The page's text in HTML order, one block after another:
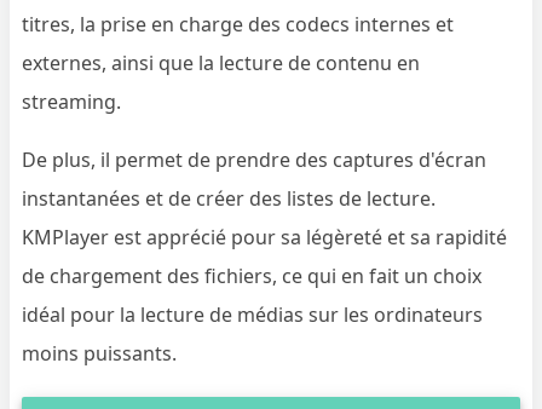
titres, la prise en charge des codecs internes et
externes, ainsi que la lecture de contenu en
streaming.
De plus, il permet de prendre des captures d'écran
instantanées et de créer des listes de lecture.
KMPlayer est apprécié pour sa légèreté et sa rapidité
de chargement des fichiers, ce qui en fait un choix
idéal pour la lecture de médias sur les ordinateurs
moins puissants.